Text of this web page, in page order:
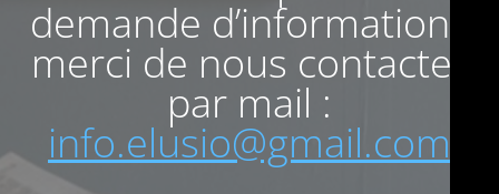
demande d’informations
merci de nous contacter
par mail :
info.elusio@gmail.com